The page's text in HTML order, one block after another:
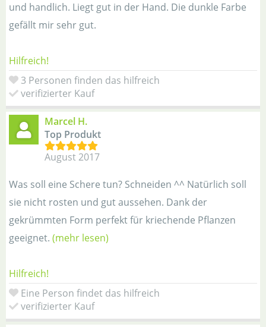
und handlich. Liegt gut in der Hand. Die dunkle Farbe
gefällt mir sehr gut.
Hilfreich!
3 Personen finden das hilfreich
verifizierter Kauf
Marcel H.
Top Produkt
August 2017
Was soll eine Schere tun? Schneiden ^^ Natürlich soll
sie nicht rosten und gut aussehen. Dank der
gekrümmten Form perfekt für kriechende Pflanzen
geeignet. (mehr lesen)
Hilfreich!
Eine Person findet das hilfreich
verifizierter Kauf